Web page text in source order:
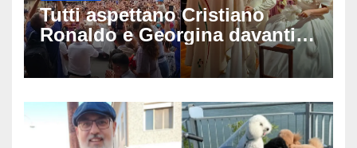
Tutti aspettano Cristiano
Ronaldo e Georgina davanti
alla cattedrale: ma il
matrimonio era di un’altra